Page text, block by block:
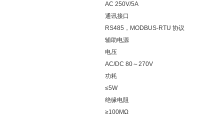
AC 250V/5A
通讯接口
RS485，MODBUS-RTU 协议
辅助电源
电压
AC/DC 80～270V
功耗
≤5W
绝缘电阻
≥100MΩ